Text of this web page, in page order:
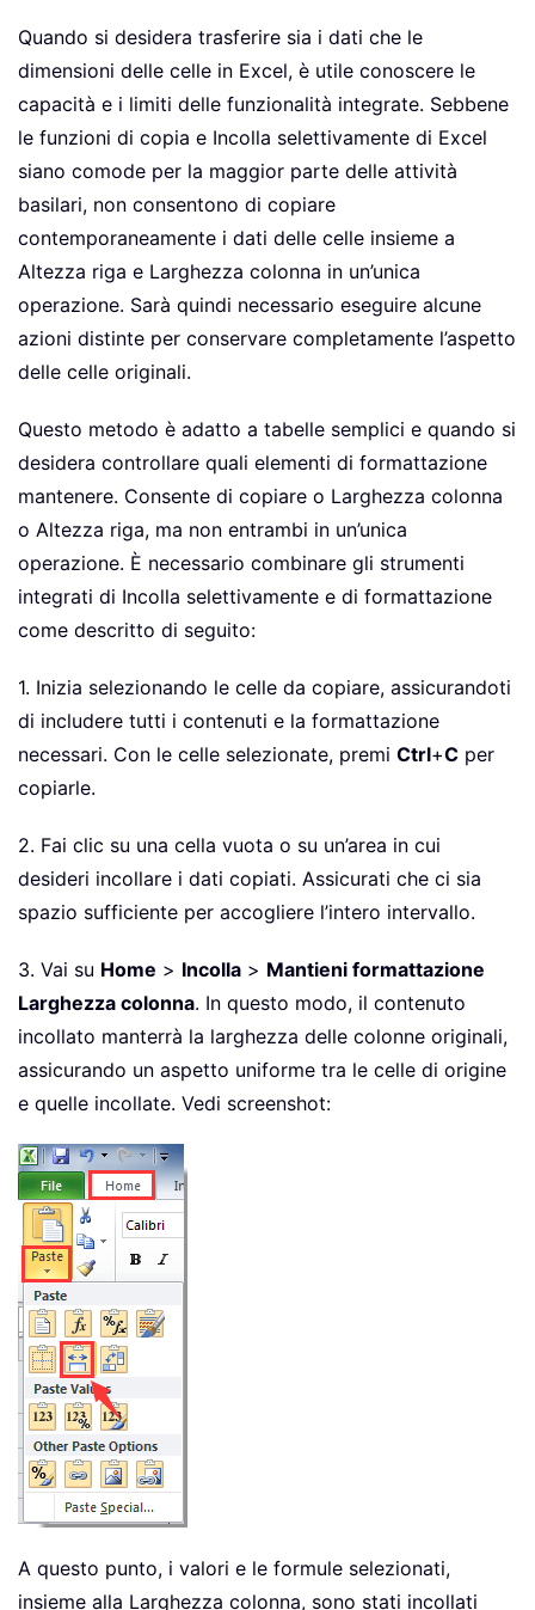
Quando si desidera trasferire sia i dati che le
dimensioni delle celle in Excel, è utile conoscere le
capacità e i limiti delle funzionalità integrate. Sebbene
le funzioni di copia e Incolla selettivamente di Excel
siano comode per la maggior parte delle attività
basilari, non consentono di copiare
contemporaneamente i dati delle celle insieme a
Altezza riga e Larghezza colonna in un’unica
operazione. Sarà quindi necessario eseguire alcune
azioni distinte per conservare completamente l’aspetto
delle celle originali.
Questo metodo è adatto a tabelle semplici e quando si
desidera controllare quali elementi di formattazione
mantenere. Consente di copiare o Larghezza colonna
o Altezza riga, ma non entrambi in un’unica
operazione. È necessario combinare gli strumenti
integrati di Incolla selettivamente e di formattazione
come descritto di seguito:
1. Inizia selezionando le celle da copiare, assicurandoti
di includere tutti i contenuti e la formattazione
necessari. Con le celle selezionate, premi Ctrl+C per
copiarle.
2. Fai clic su una cella vuota o su un’area in cui
desideri incollare i dati copiati. Assicurati che ci sia
spazio sufficiente per accogliere l’intero intervallo.
3. Vai su Home > Incolla > Mantieni formattazione
Larghezza colonna. In questo modo, il contenuto
incollato manterrà la larghezza delle colonne originali,
assicurando un aspetto uniforme tra le celle di origine
e quelle incollate. Vedi screenshot:
A questo punto, i valori e le formule selezionati,
insieme alla Larghezza colonna, sono stati incollati